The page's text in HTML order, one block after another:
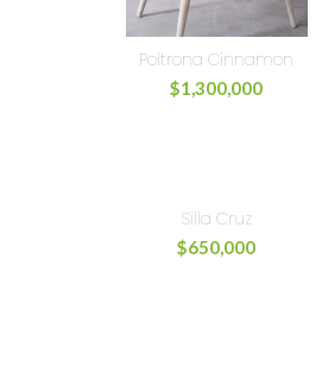
Poltrona Cinnamon
$1,300,000
Silla Cruz
$650,000